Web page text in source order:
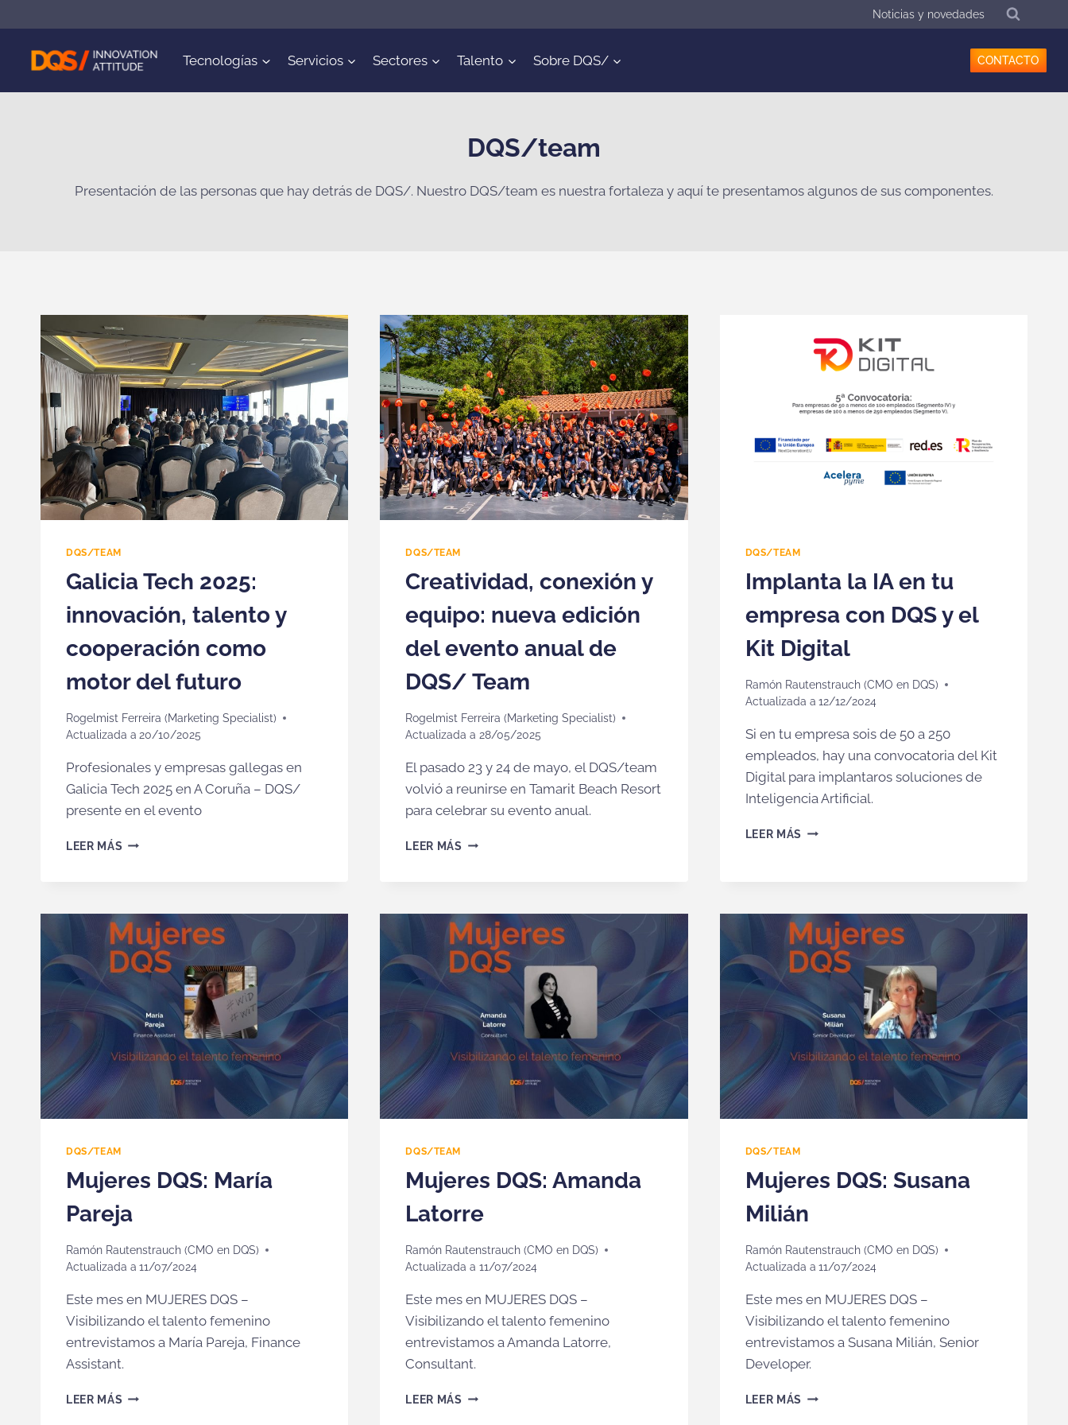
al
contenido
Noticias y novedades
Tecnologías Servicios Sectores Talento Sobre DQS/ CONTACTO
DQS/team
Presentación de las personas que hay detrás de DQS/. Nuestro DQS/team es nuestra fortaleza y aquí te presentamos algunos de sus componentes.
DQS/TEAM
Galicia Tech 2025:
innovación, talento y
cooperación como
motor del futuro
Rogelmist Ferreira (Marketing Specialist)
Actualizada a 20/10/2025
Profesionales y empresas gallegas en
Galicia Tech 2025 en A Coruña – DQS/
presente en el evento
LEER MÁS GALICIA
Y
COOPERACIÓN
COMO
MOTOR
FUTURO
DQS/TEAM
Creatividad, conexión y
equipo: nueva edición
del evento anual de
DQS/ Team
Rogelmist Ferreira (Marketing Specialist)
Actualizada a 28/05/2025
El pasado 23 y 24 de mayo, el DQS/team
volvió a reunirse en Tamarit Beach Resort
para celebrar su evento anual.
LEER MÁS CREATIVIDAD,
EDICIÓN
DEL
EVENTO
ANUAL
DQS/
TEAM
DQS/TEAM
Implanta la IA en tu
empresa con DQS y el
Kit Digital
Ramón Rautenstrauch (CMO en DQS)
Actualizada a 12/12/2024
Si en tu empresa sois de 50 a 250
empleados, hay una convocatoria del Kit
Digital para implantaros soluciones de
Inteligencia Artificial.
LEER MÁS IMPLANTA
EMPRESA
CON
DQS
Y
DIGITAL
DQS/TEAM
Mujeres DQS: María
Pareja
Ramón Rautenstrauch (CMO en DQS)
Actualizada a 11/07/2024
Este mes en MUJERES DQS –
Visibilizando el talento femenino
entrevistamos a María Pareja, Finance
Assistant.
LEER MÁS MUJERES
DQS/TEAM
Mujeres DQS: Amanda
Latorre
Ramón Rautenstrauch (CMO en DQS)
Actualizada a 11/07/2024
Este mes en MUJERES DQS –
Visibilizando el talento femenino
entrevistamos a Amanda Latorre,
Consultant.
LEER MÁS MUJERES
DQS/TEAM
Mujeres DQS: Susana
Milián
Ramón Rautenstrauch (CMO en DQS)
Actualizada a 11/07/2024
Este mes en MUJERES DQS –
Visibilizando el talento femenino
entrevistamos a Susana Milián, Senior
Developer.
LEER MÁS MUJERES